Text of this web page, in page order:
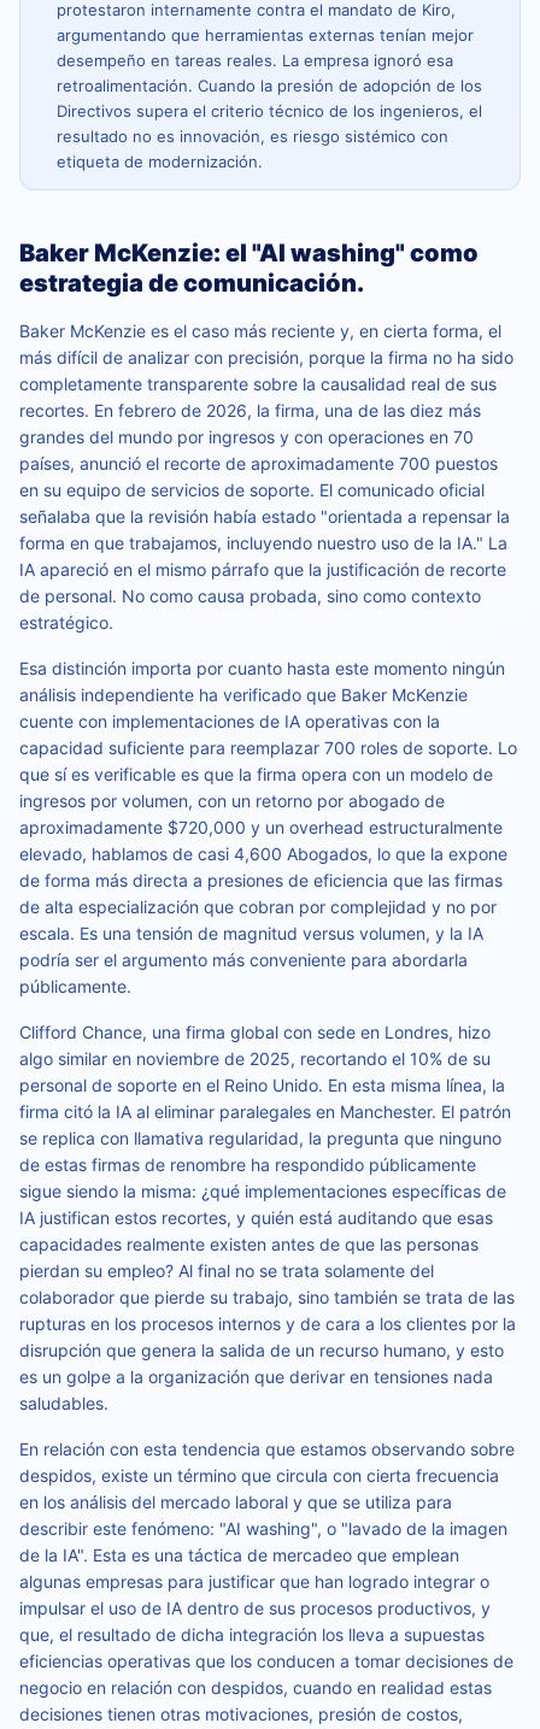
protestaron internamente contra el mandato de Kiro,
argumentando que herramientas externas tenían mejor
desempeño en tareas reales. La empresa ignoró esa
retroalimentación. Cuando la presión de adopción de los
Directivos supera el criterio técnico de los ingenieros, el
resultado no es innovación, es riesgo sistémico con
etiqueta de modernización.
Baker McKenzie: el "AI washing" como
estrategia de comunicación.
Baker McKenzie es el caso más reciente y, en cierta forma, el
más difícil de analizar con precisión, porque la firma no ha sido
completamente transparente sobre la causalidad real de sus
recortes. En febrero de 2026, la firma, una de las diez más
grandes del mundo por ingresos y con operaciones en 70
países, anunció el recorte de aproximadamente 700 puestos
en su equipo de servicios de soporte. El comunicado oficial
señalaba que la revisión había estado "orientada a repensar la
forma en que trabajamos, incluyendo nuestro uso de la IA." La
IA apareció en el mismo párrafo que la justificación de recorte
de personal. No como causa probada, sino como contexto
estratégico.
Esa distinción importa por cuanto hasta este momento ningún
análisis independiente ha verificado que Baker McKenzie
cuente con implementaciones de IA operativas con la
capacidad suficiente para reemplazar 700 roles de soporte. Lo
que sí es verificable es que la firma opera con un modelo de
ingresos por volumen, con un retorno por abogado de
aproximadamente $720,000 y un overhead estructuralmente
elevado, hablamos de casi 4,600 Abogados, lo que la expone
de forma más directa a presiones de eficiencia que las firmas
de alta especialización que cobran por complejidad y no por
escala. Es una tensión de magnitud versus volumen, y la IA
podría ser el argumento más conveniente para abordarla
públicamente.
Clifford Chance, una firma global con sede en Londres, hizo
algo similar en noviembre de 2025, recortando el 10% de su
personal de soporte en el Reino Unido. En esta misma línea, la
firma citó la IA al eliminar paralegales en Manchester. El patrón
se replica con llamativa regularidad, la pregunta que ninguno
de estas firmas de renombre ha respondido públicamente
sigue siendo la misma: ¿qué implementaciones específicas de
IA justifican estos recortes, y quién está auditando que esas
capacidades realmente existen antes de que las personas
pierdan su empleo? Al final no se trata solamente del
colaborador que pierde su trabajo, sino también se trata de las
rupturas en los procesos internos y de cara a los clientes por la
disrupción que genera la salida de un recurso humano, y esto
es un golpe a la organización que derivar en tensiones nada
saludables.
En relación con esta tendencia que estamos observando sobre
despidos, existe un término que circula con cierta frecuencia
en los análisis del mercado laboral y que se utiliza para
describir este fenómeno: "AI washing", o "lavado de la imagen
de la IA". Esta es una táctica de mercadeo que emplean
algunas empresas para justificar que han logrado integrar o
impulsar el uso de IA dentro de sus procesos productivos, y
que, el resultado de dicha integración los lleva a supuestas
eficiencias operativas que los conducen a tomar decisiones de
negocio en relación con despidos, cuando en realidad estas
decisiones tienen otras motivaciones, presión de costos,